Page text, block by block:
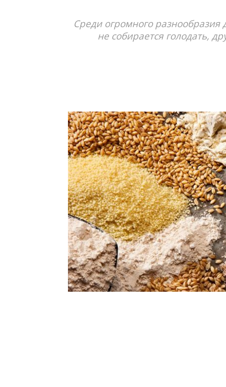
Среди огромного разнообразия
не собирается голодать,